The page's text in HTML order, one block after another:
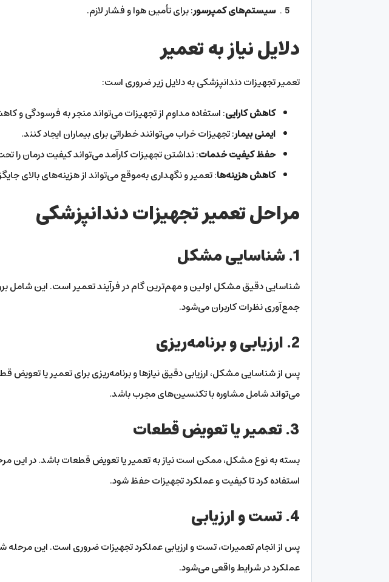
سیستم‌های کمپرسور: برای تأمین هوا و فشار لازم.
دلایل نیاز به تعمیر
تعمیر تجهیزات دندانپزشکی به دلایل زیر ضروری است:
کاهش کارایی: استفاده مداوم از تجهیزات می‌تواند منجر به فرسودگی و
ایمنی بیمار: تجهیزات خراب می‌توانند خطراتی برای بیماران ایجاد کنند.
حفظ کیفیت خدمات: نداشتن تجهیزات کارآمد می‌تواند کیفیت درمان را
کاهش هزینه‌ها: تعمیر و نگهداری به‌موقع می‌تواند از هزینه‌های بالای
مراحل تعمیر تجهیزات دندانپزشکی
1. شناسایی مشکل
شناسایی دقیق مشکل اولین و مهم‌ترین گام در فرآیند تعمیر است. این شامل
جمع‌آوری نظرات کاربران می‌شود.
2. ارزیابی و برنامه‌ریزی
پس از شناسایی مشکل، ارزیابی دقیق نیازها و برنامه‌ریزی برای تعمیر یا
می‌تواند شامل مشاوره با تکنسین‌های مجرب باشد.
3. تعمیر یا تعویض قطعات
بسته به نوع مشکل، ممکن است نیاز به تعمیر یا تعویض قطعات باشد. در این
استفاده کرد تا کیفیت و عملکرد تجهیزات حفظ شود.
4. تست و ارزیابی
پس از انجام تعمیرات، تست و ارزیابی عملکرد تجهیزات ضروری است. این
عملکرد در شرایط واقعی می‌شود.